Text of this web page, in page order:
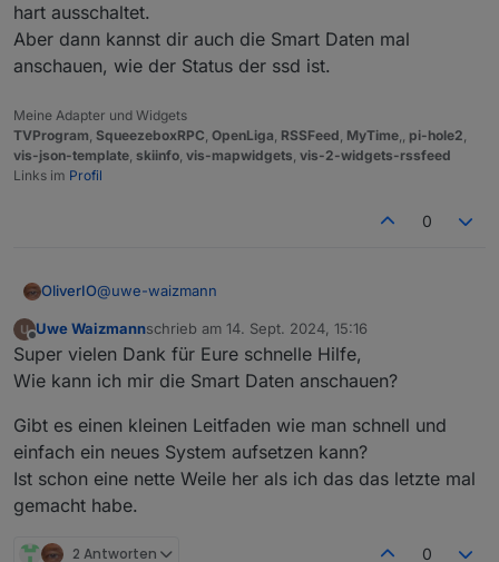
Von 'vor dem Einschlag im Dateisystem'.
warum. war bestimmt damit es auf einer SD
noch Platz hatte.
hart ausschaltet.
Aber dann kannst dir auch die Smart Daten mal
anschauen, wie der Status der ssd ist.
Meine Adapter und Widgets
TVProgram, SqueezeboxRPC, OpenLiga, RSSFeed, MyTime,, pi-hole2,
vis-json-template, skiinfo, vis-mapwidgets, vis-2-widgets-rssfeed
Links im Profil
0
OliverIO@uwe-waizmann
Ah ok, du bootest bereits von einer ssd, sehr gut.
Dann ist wahrscheinlich kein „physischer“ Schaden.
Nur ein logischer, der passieren kann wenn man linux
Aber dann kannst dir auch die Smart Daten mal
Uwe Waizmannschrieb am 14. Sept. 2024, 15:16
zuletzt editiert von
Super vielen Dank für Eure schnelle Hilfe,
Wie kann ich mir die Smart Daten anschauen?
Gibt es einen kleinen Leitfaden wie man schnell und
einfach ein neues System aufsetzen kann?
Ist schon eine nette Weile her als ich das das letzte mal
gemacht habe.
2 Antworten 0